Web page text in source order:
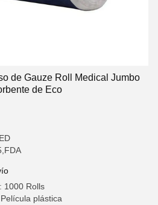
de Gauze Roll Medical Jumbo
de Eco
1000 Rolls
plástica